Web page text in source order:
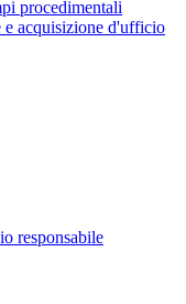
procedimentali
acquisizione d'ufficio
responsabile